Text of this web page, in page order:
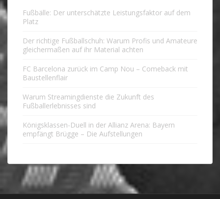
Fußbälle: Der unterschätzte Leistungsfaktor auf dem
Platz
Der richtige Fußballschuh: Warum Profis und Amateure
gleichermaßen auf ihr Material achten
FC Barcelona zurück im Camp Nou – Comeback mit
Baustellenflair
Warum Streamingdienste die Zukunft des
Fußballerlebnisses sind
Königsklassen-Duell in der Allianz Arena: Bayern
empfängt Brügge – Die Aufstellungen